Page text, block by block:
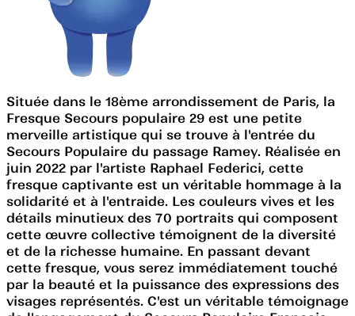
Située dans le 18ème arrondissement de Paris, la
Fresque Secours populaire 29 est une petite
merveille artistique qui se trouve à l'entrée du
Secours Populaire du passage Ramey. Réalisée en
juin 2022 par l'artiste Raphael Federici, cette
fresque captivante est un véritable hommage à la
solidarité et à l'entraide. Les couleurs vives et les
détails minutieux des 70 portraits qui composent
cette œuvre collective témoignent de la diversité
et de la richesse humaine. En passant devant
cette fresque, vous serez immédiatement touché
par la beauté et la puissance des expressions des
visages représentés. C'est un véritable témoignage